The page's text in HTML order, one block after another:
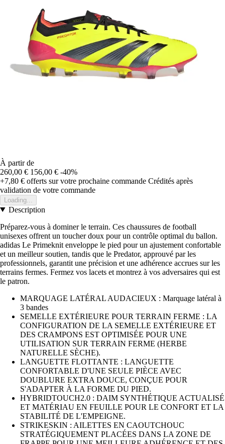
À partir de
260,00 € 156,00 € -40%
+7,80 € offerts sur votre prochaine commande Crédités après
validation de votre commande
Loading...
Description
Préparez-vous à dominer le terrain. Ces chaussures de football
unisexes offrent un toucher doux pour un contrôle optimal du ballon.
adidas Le Primeknit enveloppe le pied pour un ajustement confortable
et un meilleur soutien, tandis que le Predator, approuvé par les
professionnels, garantit une précision et une adhérence accrues sur les
terrains fermes. Fermez vos lacets et montrez à vos adversaires qui est
le patron.
MARQUAGE LATÉRAL AUDACIEUX : Marquage latéral à
3 bandes
SEMELLE EXTÉRIEURE POUR TERRAIN FERME : LA
CONFIGURATION DE LA SEMELLE EXTÉRIEURE ET
DES CRAMPONS EST OPTIMISÉE POUR UNE
UTILISATION SUR TERRAIN FERME (HERBE
NATURELLE SÈCHE).
LANGUETTE FLOTTANTE : LANGUETTE
CONFORTABLE D'UNE SEULE PIÈCE AVEC
DOUBLURE EXTRA DOUCE, CONÇUE POUR
S'ADAPTER À LA FORME DU PIED.
HYBRIDTOUCH2.0 : DAIM SYNTHÉTIQUE ACTUALISÉ
ET MATÉRIAU EN FEUILLE POUR LE CONFORT ET LA
STABILITÉ DE L'EMPEIGNE.
STRIKESKIN : AILETTES EN CAOUTCHOUC
STRATÉGIQUEMENT PLACÉES DANS LA ZONE DE